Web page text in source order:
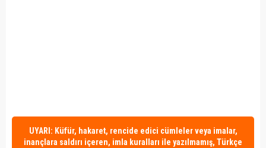
UYARI: Küfür, hakaret, rencide edici cümleler veya imalar,
inançlara saldırı içeren, imla kuralları ile yazılmamış, Türkçe